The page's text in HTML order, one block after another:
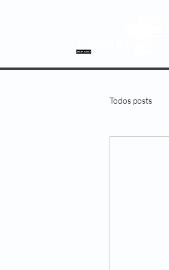
Todos posts